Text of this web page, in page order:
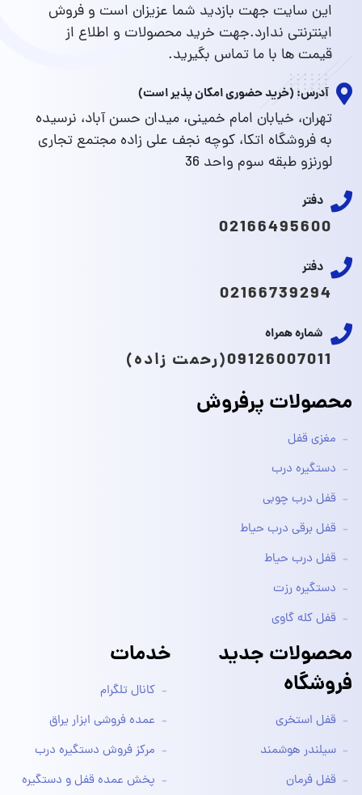
این سایت جهت بازدید شما عزیزان است و فروش
اینترنتی ندارد.جهت خرید محصولات و اطلاع از
قیمت ها با ما تماس بگیرید.
آدرس: (خرید حضوری امکان پذیر است)
تهران، خیابان امام خمینی، میدان حسن آباد، نرسیده
به فروشگاه اتکا، کوچه نجف علی زاده مجتمع تجاری
لورنزو طبقه سوم واحد 36
دفتر
02166495600
دفتر
02166739294
شماره همراه
09126007011(رحمت زاده)
محصولات پرفروش
مغزی قفل
دستگیره درب
قفل درب چوبی
قفل برقی درب حیاط
قفل درب حیاط
دستگیره رزت
قفل کله گاوی
محصولات جدید
فروشگاه
قفل استخری
سیلندر هوشمند
قفل فرمان
خدمات
کانال تلگرام
عمده فروشی ابزار یراق
مرکز فروش دستگیره درب
پخش عمده قفل و دستگیره